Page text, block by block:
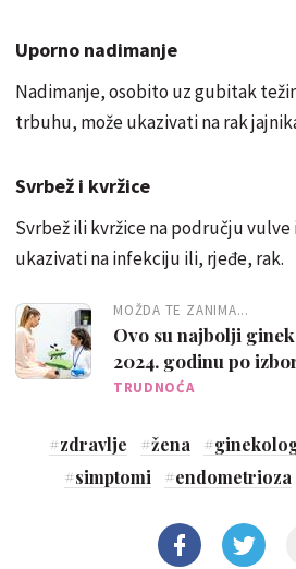
Uporno nadimanje
Nadimanje, osobito uz gubitak
trbuhu, može ukazivati na rak
Svrbež i kvržice
Svrbež ili kvržice na području
ukazivati na infekciju ili, rjeđe, rak.
MOŽDA TE ZANIMA...
Ovo su najbolji
2024. godinu po
TRUDNOĆA
#zdravlje #žena #
#simptomi #endometrioza